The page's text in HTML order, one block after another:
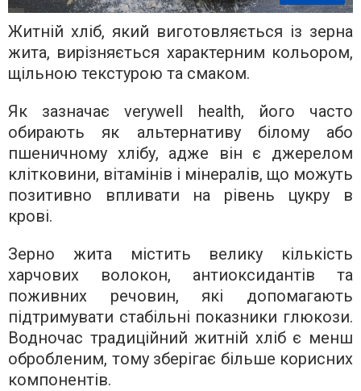
Житній хліб, який виготовляється із зерна
жита, вирізняється характерним кольором,
щільною текстурою та смаком.
Як зазначає verywell health, його часто
обирають як альтернативу білому або
пшеничному хлібу, адже він є джерелом
клітковини, вітамінів і мінералів, що можуть
позитивно впливати на рівень цукру в
крові.
Зерно жита містить велику кількість
харчових волокон, антиоксидантів та
поживних речовин, які допомагають
підтримувати стабільні показники глюкози.
Водночас традиційний житній хліб є менш
обробленим, тому зберігає більше корисних
компонентів.